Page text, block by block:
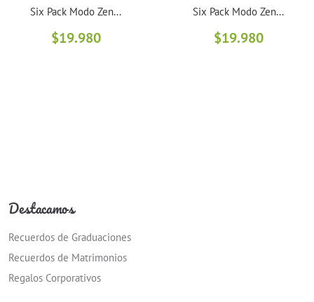
Six Pack Modo Zen...
$19.980
Six Pack Modo Zen...
$19.980
Destacamos
Recuerdos de Graduaciones
Recuerdos de Matrimonios
Regalos Corporativos